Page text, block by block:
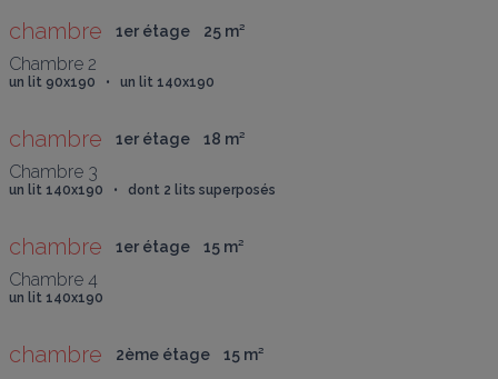
chambre 1er étage 25 m²
un lit 90x190   •   un lit 140x190
chambre 1er étage 18 m²
un lit 140x190   •   dont 2 lits superposés
chambre 1er étage 15 m²
un lit 140x190
chambre 2ème étage 15 m²